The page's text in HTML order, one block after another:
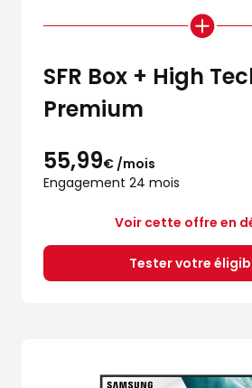
SFR Box + High
Premium
55,99€ /mois
Engagement 24 mois
Voir cette offre en
Tester votre